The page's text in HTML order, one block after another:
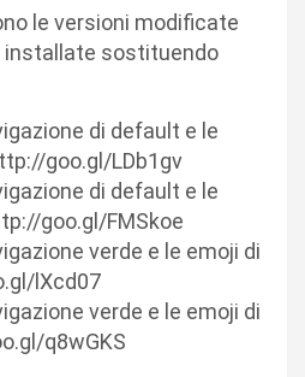
le versioni modificate
installate sostituendo
di default e le
goo.gl/LDb1gv
di default e le
goo.gl/FMSkoe
verde e le emoji di
lXcd07
verde e le emoji di
q8wGKS